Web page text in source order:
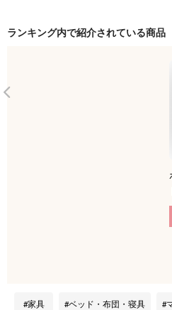
ランキング内で紹介されている商品
家具 ベッド・布団・寝具